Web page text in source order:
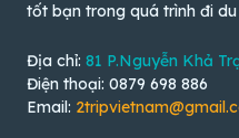
tốt bạn trong quá trình đi du
Địa chỉ: 81 P.Nguyễn Khả
Điện thoại: 0879 698 886
Email: